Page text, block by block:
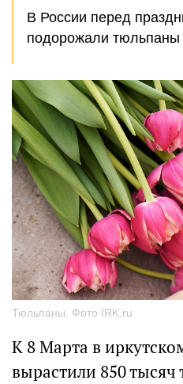
В России перед
подорожали тюльпаны
Тюльпаны. Фото IRK.ru
К 8 Марта в
вырастили 850 тысяч